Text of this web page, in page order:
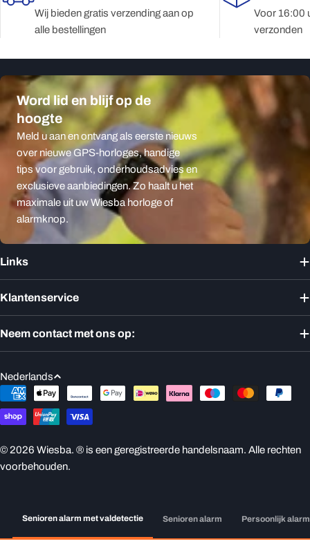
Wij bieden gratis verzending aan op
alle bestellingen
Voor 16:00
verzonden
Word lid en blijf op de
hoogte
Meld u aan en ontvang als eerste nieuws
over nieuwe GPS-horloges, handige
tips voor gebruik, onderhoudsadvies en
exclusieve aanbiedingen. Zo haalt u het
maximale uit uw Wiesba horloge of
alarmknop.
Links
Klantenservice
Neem contact met ons op:
T
a
l
Nederlands
Betaalmethoden
© 2026 Wiesba. ® is een geregistreerde handelsnaam. Alle rechten
voorbehouden.
Senioren alarm met valdetectie Senioren alarm Persoonlijk